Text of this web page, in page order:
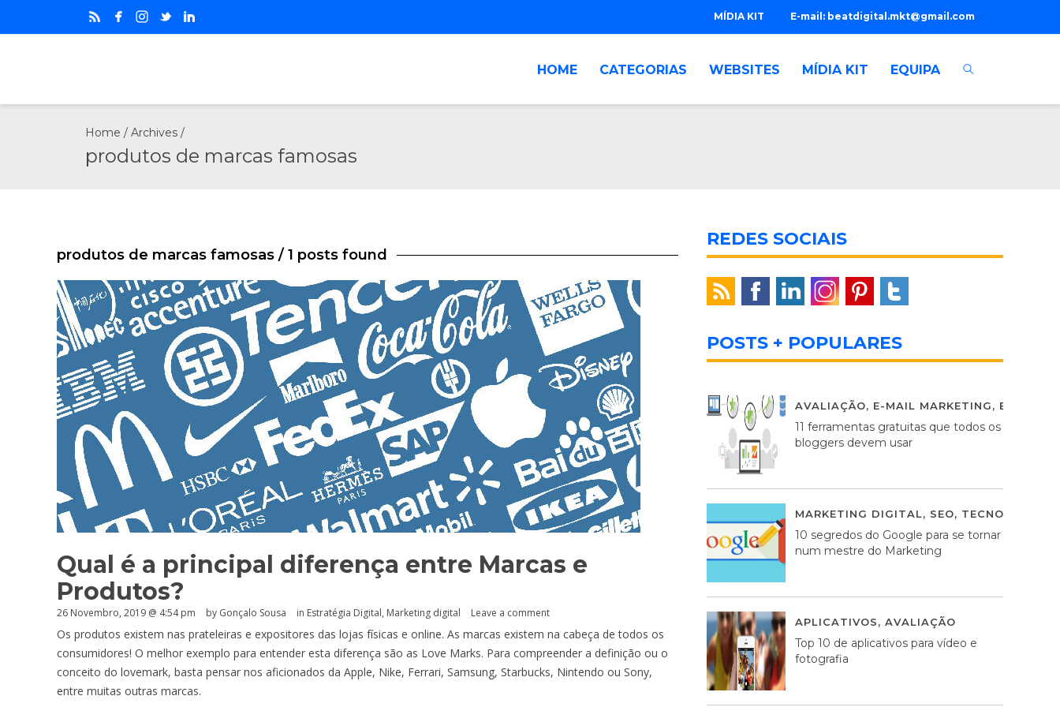
E-mail: beatdigital.mkt@gmail.com
MÍDIA KIT
HOME CATEGORIAS WEBSITES MÍDIA KIT EQUIPA
Home / Archives /
produtos de marcas famosas
produtos de marcas famosas / 1 posts found
Qual é a principal diferença entre Marcas e
Produtos?
26 Novembro, 2019 @ 4:54 pm by Gonçalo Sousa in Estratégia Digital, Marketing digital Leave a comment
Os produtos existem nas prateleiras e expositores das lojas físicas e online. As marcas existem na cabeça de todos os
consumidores! O melhor exemplo para entender esta diferença são as Love Marks. Para compreender a definição ou o
conceito do lovemark, basta pensar nos aficionados da Apple, Nike, Ferrari, Samsung, Starbucks, Nintendo ou Sony,
entre muitas outras marcas.
REDES SOCIAIS
POSTS + POPULARES
AVALIAÇÃO, E-MAIL MARKETING,
11 ferramentas gratuitas que todos os
bloggers devem usar
MARKETING DIGITAL, SEO, TECNOLOGIA
10 segredos do Google para se tornar
num mestre do Marketing
APLICATIVOS, AVALIAÇÃO
Top 10 de aplicativos para vídeo e
fotografia